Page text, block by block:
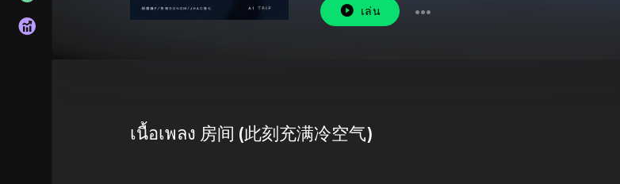
เล่น
เนื้อเพลง 房间 (此刻充满冷空气)